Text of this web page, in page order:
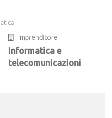
Imprenditore
Informatica e
telecomunicazioni